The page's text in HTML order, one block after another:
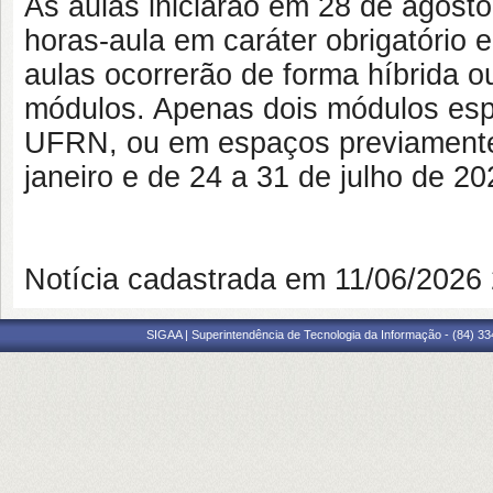
As aulas iniciarão em 28 de
horas-aula em caráter obrigatório
aulas ocorrerão de forma híbrida
módulos. Apenas dois módulos
UFRN, ou em espaços
janeiro e de 24 a 31 de julho de
Notícia cadastrada em 11/06/
SIGAA | Superintendência de Tecnologia da Informação - (84)